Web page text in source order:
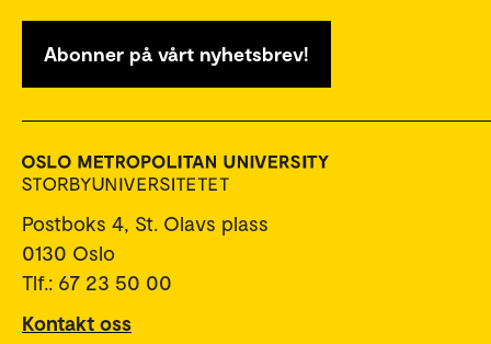
Abonner på vårt nyhetsbrev!
Postboks 4, St. Olavs plass
0130 Oslo
Tlf.: 67 23 50 00
Kontakt oss